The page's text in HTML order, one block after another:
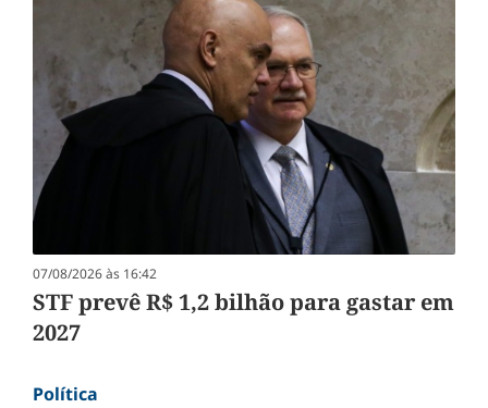
07/08/2026 às 16:42
STF prevê R$ 1,2 bilhão para gastar em
2027
Política